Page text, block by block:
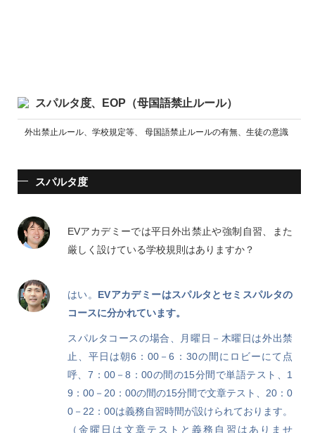
スパルタ度、EOP（母国語禁止ルール）
外出禁止ルール、学校規定等、 母国語禁止ルールの有無、生徒の意識
スパルタ度
EVアカデミーでは平日外出禁止や強制自習、また
厳しく設けている学校規則はありますか？
はい。 EVアカデミーはスパルタとセミスパルタの
コースに分かれています。
スパルタコースの場合、月曜日－木曜日は外出禁
止、平日は朝6：00－6：30の間にロビーにて点
呼、7：00－8：00の間の15分間で単語テスト、1
9：00－20：00の間の15分間で文章テスト、20：0
0－22：00は義務自習時間が設けられております。
（金曜日は文章テストと義務自習はありませ